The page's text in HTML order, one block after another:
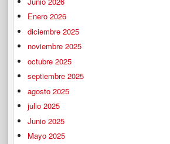
Enero 2026
diciembre 2025
noviembre 2025
octubre 2025
septiembre 2025
agosto 2025
julio 2025
Junio 2025
Mayo 2025